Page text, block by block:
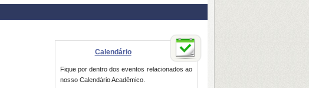
Calendário
Fique por dentro dos eventos relacionados ao
nosso Calendário Acadêmico.